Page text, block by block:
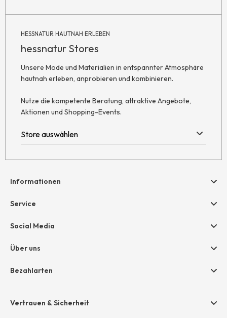
HESSNATUR HAUTNAH ERLEBEN
hessnatur Stores
Unsere Mode und Materialien in entspannter Atmosphäre
hautnah erleben, anprobieren und kombinieren.
Nutze die kompetente Beratung, attraktive Angebote,
Aktionen und Shopping-Events.
Informationen
Hilfe & Kontakt
AGB
Widerruf
Impressum
Service
Geschenkgutscheine
Größentabelle
Social Media
Über uns
Unternehmen
Bezahlarten
Amazon Pay
Vertrauen & Sicherheit